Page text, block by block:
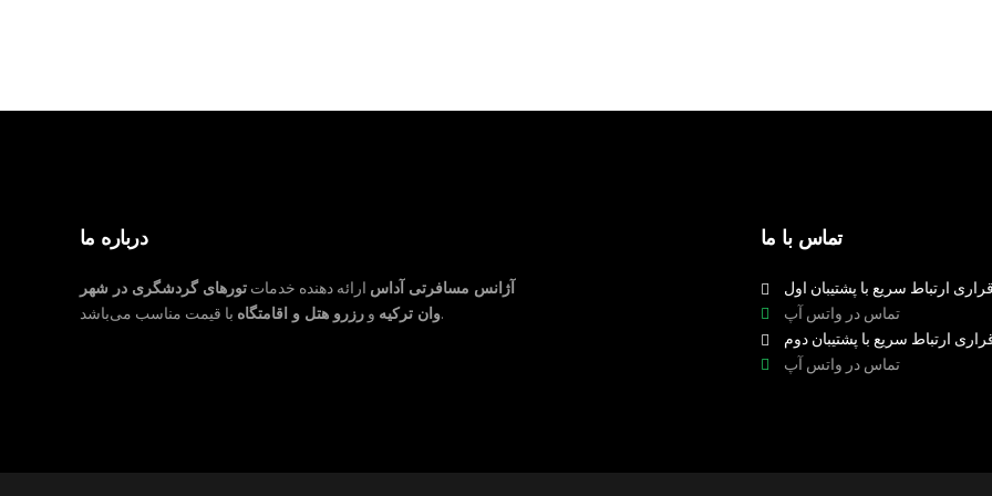
درباره ما
آژانس مسافرتی آداس ارائه دهنده خدماتتورهای گردشگری در شهر
وان ترکیه ورزرو هتل و اقامتگاه با قیمت مناسب می‌باشد.
تماس با ما
ارتباط سریع با پشتیبان اول
تماس در واتس آپ
ارتباط سریع با پشتیبان دوم
تماس در واتس آپ